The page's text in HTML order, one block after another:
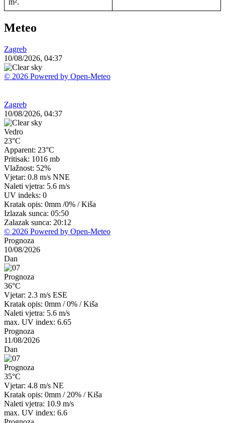
Meteo
Zagreb
10/08/2026, 04:37
© 2026 Powered by Open-Meteo
Zagreb
10/08/2026, 04:37
Vedro
23°C
Apparent: 23°C
Pritisak: 1016 mb
Vlažnost: 52%
Vjetar: 0.8 m/s NNE
Naleti vjetra: 5.6 m/s
UV indeks: 0
Kratak opis: 0mm /0% /Kiša
Izlazak sunca: 05:50
Zalazak sunca: 20:12
© 2026 Powered by Open-Meteo
Prognoza
10/08/2026
Dan
Prognoza
36°C
Vjetar: 2.3 m/s ESE
Kratak opis: 0mm /0% /Kiša
Naleti vjetra: 5.6 m/s
max. UV index: 6.65
Prognoza
11/08/2026
Dan
Prognoza
35°C
Vjetar: 4.8 m/s NE
Kratak opis: 0mm / 20% /Kiša
Naleti vjetra: 10.9 m/s
max. UV index: 6.6